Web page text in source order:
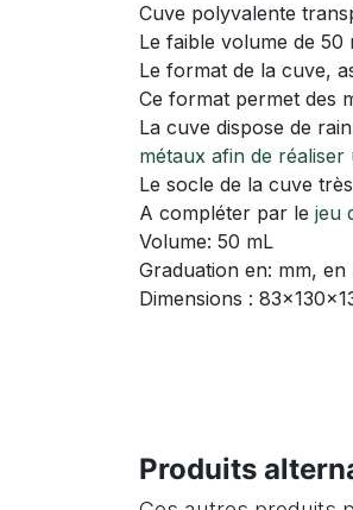
Cuve polyvalente
Le faible volume de 50
Le format de la cuve,
Ce format permet des
La cuve dispose de
métaux afin de réaliser
Le socle de la cuve
A compléter par le jeu
Volume: 50 mL
Graduation en: mm, en
Dimensions :
Produits